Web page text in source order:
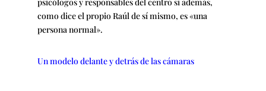
como dice el propio Raúl de sí mismo, es «una
persona normal».
Un modelo delante y detrás de las cámaras